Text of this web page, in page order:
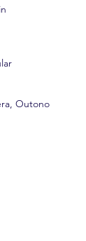
Outono